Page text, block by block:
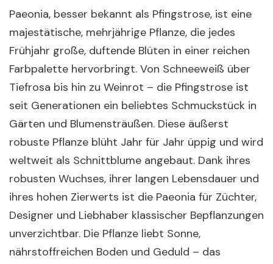
Paeonia, besser bekannt als Pfingstrose, ist eine
majestätische, mehrjährige Pflanze, die jedes
Frühjahr große, duftende Blüten in einer reichen
Farbpalette hervorbringt. Von Schneeweiß über
Tiefrosa bis hin zu Weinrot – die Pfingstrose ist
seit Generationen ein beliebtes Schmuckstück in
Gärten und Blumensträußen. Diese äußerst
robuste Pflanze blüht Jahr für Jahr üppig und wird
weltweit als Schnittblume angebaut. Dank ihres
robusten Wuchses, ihrer langen Lebensdauer und
ihres hohen Zierwerts ist die Paeonia für Züchter,
Designer und Liebhaber klassischer Bepflanzungen
unverzichtbar. Die Pflanze liebt Sonne,
nährstoffreichen Boden und Geduld – das